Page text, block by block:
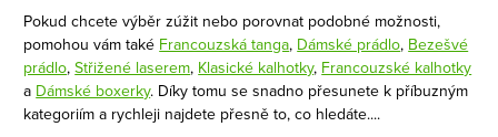
r
v
k
y
Pokud chcete výběr zúžit nebo porovnat podobné možnosti,
pomohou vám také Francouzská tanga, Dámské prádlo, Bezešvé
prádlo,Střižené laserem, Klasické kalhotky, Francouzské kalhotky
a Dámské boxerky. Díky tomu se snadno přesunete k příbuzným
kategoriím a rychleji najdete přesně to, co hledáte....